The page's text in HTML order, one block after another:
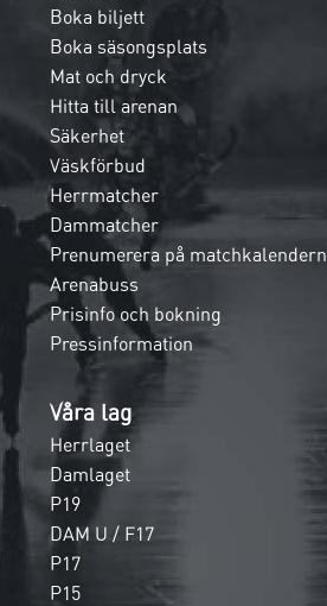
Boka biljett
Boka säsongsplats
Mat och dryck
Hitta till arenan
Säkerhet
Väskförbud
Herrmatcher
Dammatcher
Prenumerera på matchkalendern
Arenabuss
Prisinfo och bokning
Pressinformation
Våra lag
Herrlaget
Damlaget
P19
DAM U / F17
P17
P15